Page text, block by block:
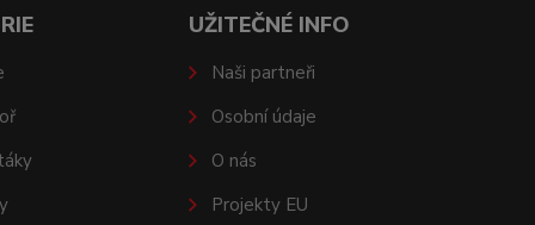
UŽITEČNÉ INFO
Naši partneři
Osobní údaje
O nás
Projekty EU